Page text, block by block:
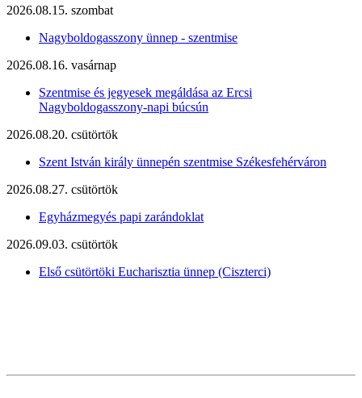
2026.08.15. szombat
Nagyboldogasszony ünnep - szentmise
2026.08.16. vasárnap
Szentmise és jegyesek megáldása az Ercsi
Nagyboldogasszony-napi búcsún
2026.08.20. csütörtök
Szent István király ünnepén szentmise Székesfehérváron
2026.08.27. csütörtök
Egyházmegyés papi zarándoklat
2026.09.03. csütörtök
Első csütörtöki Eucharisztia ünnep (Ciszterci)